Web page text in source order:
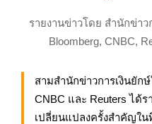
รายงานข่าวโดย สำนักข่า
Bloomberg, CNBC,
สามสำนักข่าวการเงินยัก
CNBC และ Reuters ได้
เปลี่ยนแปลงครั้งสำคัญใน